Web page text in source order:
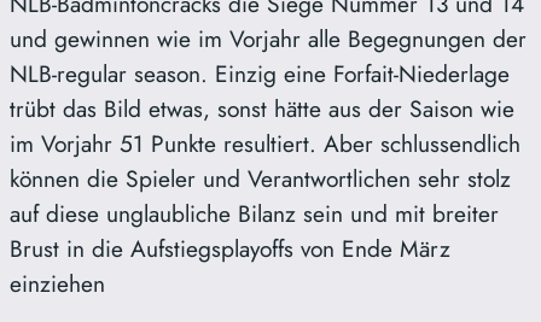
und gewinnen wie im Vorjahr alle Begegnungen der
NLB-regular season. Einzig eine Forfait-Niederlage
trübt das Bild etwas, sonst hätte aus der Saison wie
im Vorjahr 51 Punkte resultiert. Aber schlussendlich
können die Spieler und Verantwortlichen sehr stolz
auf diese unglaubliche Bilanz sein und mit breiter
Brust in die Aufstiegsplayoffs von Ende März
einziehen